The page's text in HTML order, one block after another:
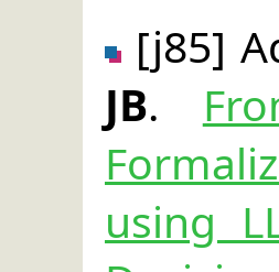
[j85]
JB.
using